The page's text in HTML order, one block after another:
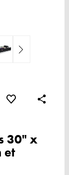
30" x
et